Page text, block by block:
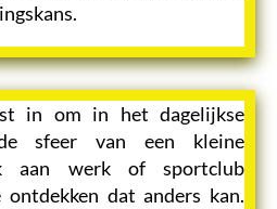
in om in het dagelijkse
sfeer van een kleine
aan werk of sportclub
dat anders kan.